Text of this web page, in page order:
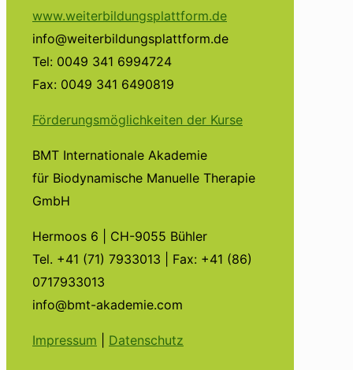
www.weiterbildungsplattform.de
info@weiterbildungsplattform.de
Tel: 0049 341 6994724
Fax: 0049 341 6490819
Förderungsmöglichkeiten der Kurse
BMT Internationale Akademie
für Biodynamische Manuelle Therapie
GmbH
Hermoos 6 | CH-9055 Bühler
Tel. +41 (71) 7933013 | Fax: +41 (86)
0717933013
info@bmt-akademie.com
Impressum Datenschutz